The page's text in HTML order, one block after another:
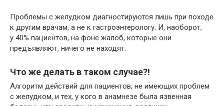
Проблемы с желудком диагностируются лишь при походе
к другим врачам, а не к гастроэнтерологу. И, наоборот,
у 40% пациентов, на фоне жалоб, которые они
предъявляют, ничего не находят.
Что же делать в таком случае?!
Алгоритм действий для пациентов, не имеющих проблем
с желудком, и тех, у кого в анамнезе была язвенная